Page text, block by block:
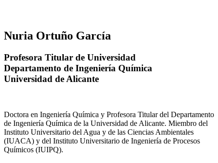
Nuria Ortuño García
Profesora Titular de Universidad
Departamento de Ingeniería Química
Universidad de Alicante
Doctora en Ingeniería Química y Profesora Titular del Departamento
de Ingeniería Química de la Universidad de Alicante. Miembro del
Instituto Universitario del Agua y de las Ciencias Ambientales
(IUACA) y del Instituto Universitario de Ingeniería de Procesos
Químicos (IUIPQ).